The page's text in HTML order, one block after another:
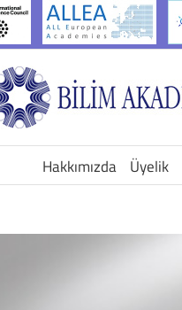
Hakkımızda Üyelik